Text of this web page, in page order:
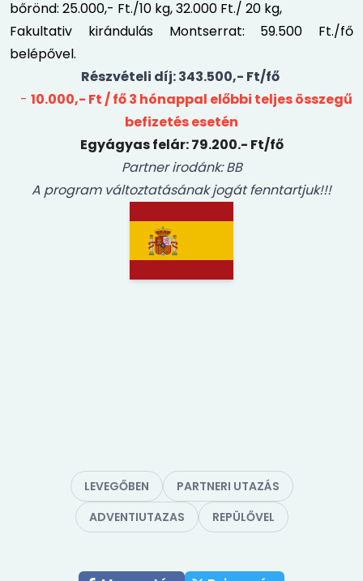
bőrönd: 25.000,- Ft./10 kg, 32.000 Ft./ 20 kg,
Fakultativ kirándulás Montserrat: 59.500 Ft./fő
belépővel.
Részvételi díj: 343.500,- Ft/fő
- 10.000,- Ft / fő 3 hónappal előbbi teljes összegű
befizetés esetén
Egyágyas felár: 79.200.- Ft/fő
Partner irodánk: BB
A program változtatásának jogát fenntartjuk!!!
LEVEGŐBEN
PARTNERI UTAZÁS
ADVENTIUTAZAS
REPÜLŐVEL